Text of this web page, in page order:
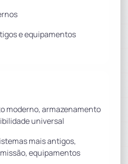
e equipamentos
moderno, armazenamento
universal
mais antigos,
equipamentos